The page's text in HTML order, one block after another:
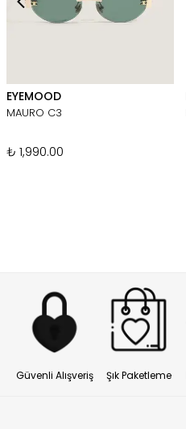
EYEMOOD
MAURO C3
₺ 1,990.00
Güvenli Alışveriş Şık Paketleme